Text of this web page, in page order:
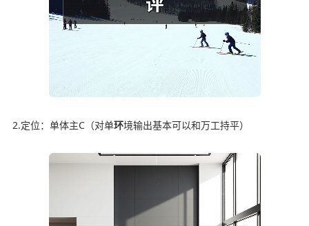
2.定位：单体主C（对单环境输出基本可以和万工持平）